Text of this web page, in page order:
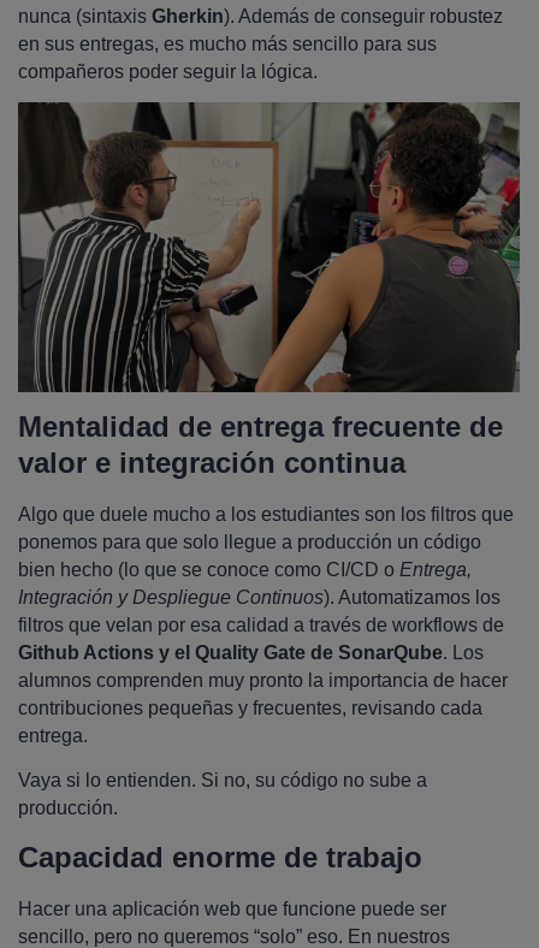
nunca (sintaxis Gherkin). Además de conseguir robustez
en sus entregas, es mucho más sencillo para sus
compañeros poder seguir la lógica.
Mentalidad de entrega frecuente de
valor e integración continua
Algo que duele mucho a los estudiantes son los filtros que
ponemos para que solo llegue a producción un código
bien hecho (lo que se conoce como CI/CD o Entrega,
Integración y Despliegue Continuos). Automatizamos los
filtros que velan por esa calidad a través de workflows de
Github Actions y el Quality Gate de SonarQube. Los
alumnos comprenden muy pronto la importancia de hacer
contribuciones pequeñas y frecuentes, revisando cada
entrega.
Vaya si lo entienden. Si no, su código no sube a
producción.
Capacidad enorme de trabajo
Hacer una aplicación web que funcione puede ser
sencillo, pero no queremos “solo” eso. En nuestros